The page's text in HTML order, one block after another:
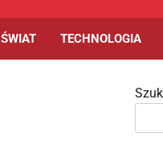
ŚWIAT TECHNOLOGIA